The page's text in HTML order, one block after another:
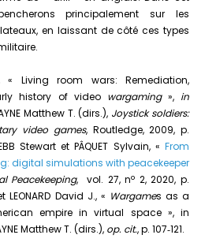
principalement sur les
en laissant de côté ces types
« Living room wars: Remediation,
history of video wargaming», in
Matthew T. (dirs.), Joystick soldiers:
video games, Routledge, 2009, p.
Stewart et PÂQUET Sylvain, « From
digital simulations with peacekeeper
Peacekeeping, vol. 27, no 2, 2020, p.
LEONARD David J., « Wargames as a
empire in virtual space », in
Matthew T. (dirs.), op. cit., p. 107‑121.